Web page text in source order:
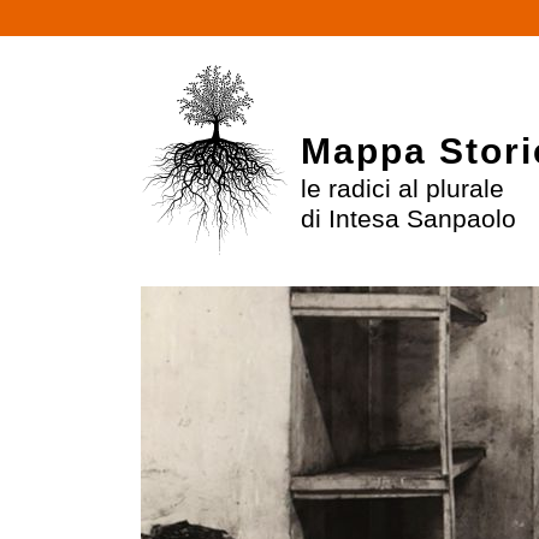
Mappa
le radici al plurale
di Intesa Sanpaolo